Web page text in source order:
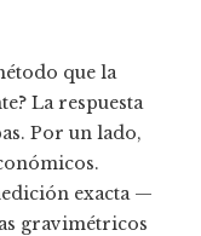
que la
La respuesta
Por un lado,
exacta —
gravimétricos